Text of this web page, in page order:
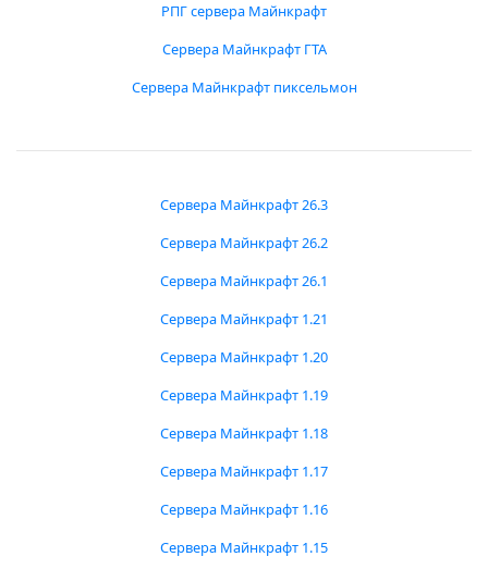
РПГ сервера Майнкрафт
Сервера Майнкрафт ГТА
Сервера Майнкрафт пиксельмон
Сервера Майнкрафт 26.3
Сервера Майнкрафт 26.2
Сервера Майнкрафт 26.1
Сервера Майнкрафт 1.21
Сервера Майнкрафт 1.20
Сервера Майнкрафт 1.19
Сервера Майнкрафт 1.18
Сервера Майнкрафт 1.17
Сервера Майнкрафт 1.16
Сервера Майнкрафт 1.15